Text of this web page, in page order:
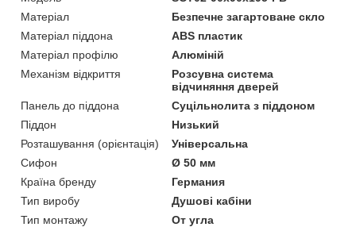
Матеріал
Безпечне загартоване скло
Матеріал піддона
ABS пластик
Матеріал профілю
Алюміній
Механізм відкриття
Розсувна система
відчиняння дверей
Панель до піддона
Суцільнолита з піддоном
Піддон
Низький
Розташування (орієнтація)
Універсальна
Сифон
Ø 50 мм
Країна бренду
Германия
Тип виробу
Душові кабіни
Тип монтажу
От угла